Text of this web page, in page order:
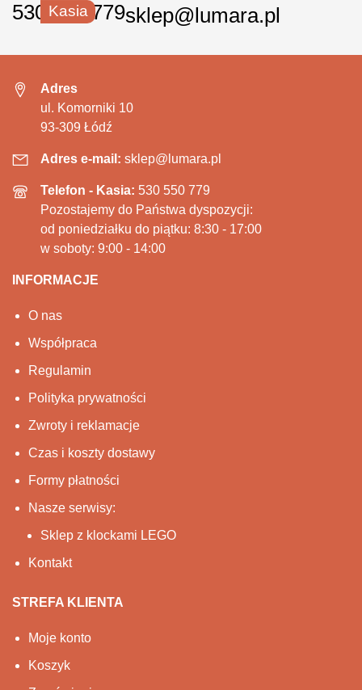
Kasia
530 550 779sklep@lumara.pl
Adres
ul. Komorniki 10
93-309 Łódź
Adres e-mail: sklep@lumara.pl
Telefon - Kasia: 530 550 779
Pozostajemy do Państwa dyspozycji:
od poniedziałku do piątku: 8:30 - 17:00
w soboty: 9:00 - 14:00
INFORMACJE
O nas
Współpraca
Regulamin
Polityka prywatności
Zwroty i reklamacje
Czas i koszty dostawy
Formy płatności
Nasze serwisy:
Sklep z klockami LEGO
Kontakt
STREFA KLIENTA
Moje konto
Koszyk